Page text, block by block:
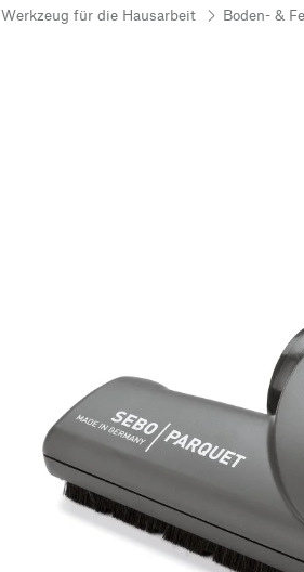
Werkzeug für die Hausarbeit Boden- &